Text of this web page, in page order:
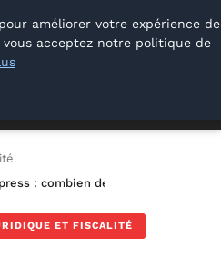
Studio
: combien de temps faut-il
ET FISCALITÉ
améliorer votre expérience de
acceptez notre politique de